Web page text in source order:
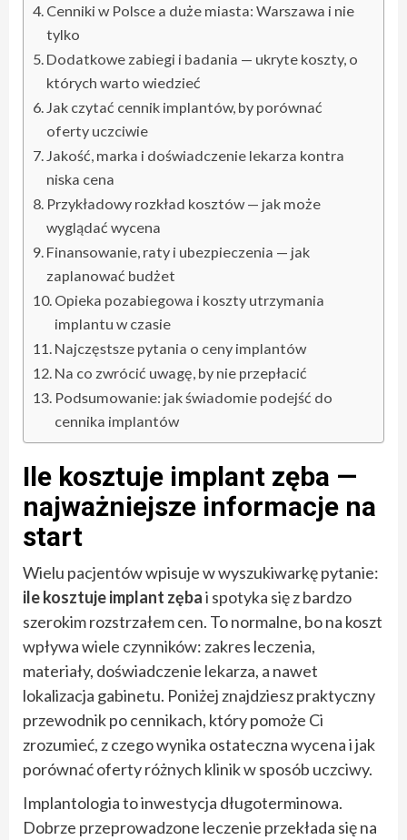
Cenniki w Polsce a duże miasta: Warszawa i nie
tylko
Dodatkowe zabiegi i badania — ukryte koszty, o
których warto wiedzieć
Jak czytać cennik implantów, by porównać
oferty uczciwie
Jakość, marka i doświadczenie lekarza kontra
niska cena
Przykładowy rozkład kosztów — jak może
wyglądać wycena
Finansowanie, raty i ubezpieczenia — jak
zaplanować budżet
Opieka pozabiegowa i koszty utrzymania
implantu w czasie
Najczęstsze pytania o ceny implantów
Na co zwrócić uwagę, by nie przepłacić
Podsumowanie: jak świadomie podejść do
cennika implantów
Ile kosztuje implant zęba —
najważniejsze informacje na
start
Wielu pacjentów wpisuje w wyszukiwarkę pytanie:
ile kosztuje implant zębai spotyka się z bardzo
szerokim rozstrzałem cen. To normalne, bo na koszt
wpływa wiele czynników: zakres leczenia,
materiały, doświadczenie lekarza, a nawet
lokalizacja gabinetu. Poniżej znajdziesz praktyczny
przewodnik po cennikach, który pomoże Ci
zrozumieć, z czego wynika ostateczna wycena i jak
porównać oferty różnych klinik w sposób uczciwy.
Implantologia to inwestycja długoterminowa.
Dobrze przeprowadzone leczenie przekłada się na